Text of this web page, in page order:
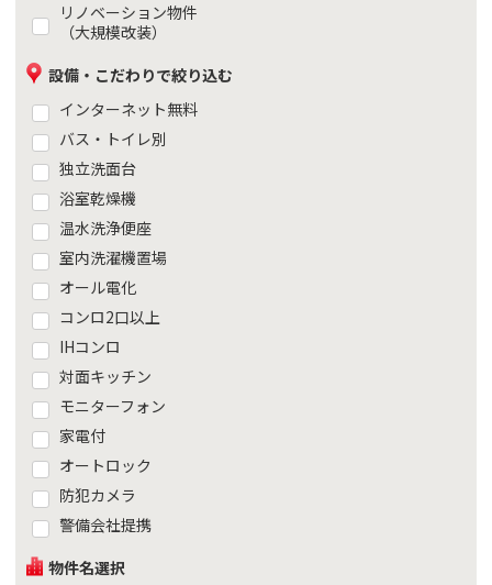
リノベーション物件
（大規模改装）
設備・こだわりで絞り込む
インターネット無料
バス・トイレ別
独立洗面台
浴室乾燥機
温水洗浄便座
室内洗濯機置場
オール電化
コンロ2口以上
IHコンロ
対面キッチン
モニターフォン
家電付
オートロック
防犯カメラ
警備会社提携
物件名選択